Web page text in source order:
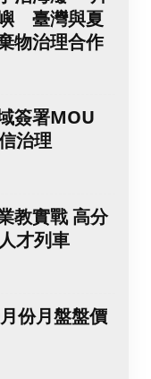
臺灣與夏
物治理合作
簽署MOU
治理
教實戰 高分
才列車
份月盤盤價